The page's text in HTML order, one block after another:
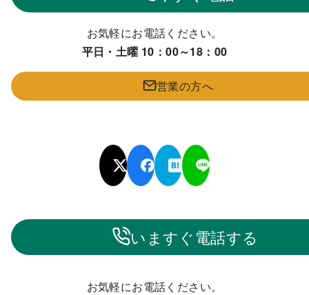
お気軽にお電話ください。
平日・土曜 10：00～18：00
営業の方へ
いますぐ電話する
お気軽にお電話ください。